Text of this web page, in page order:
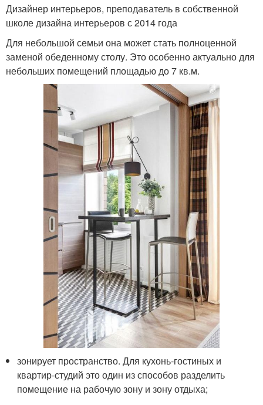
Дизайнер интерьеров, преподаватель в собственной
школе дизайна интерьеров с 2014 года
Для небольшой семьи она может стать полноценной
заменой обеденному столу. Это особенно актуально для
небольших помещений площадью до 7 кв.м.
зонирует пространство. Для кухонь-гостиных и
квартир-студий это один из способов разделить
помещение на рабочую зону и зону отдыха;